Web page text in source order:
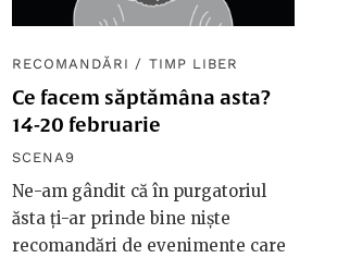
RECOMANDĂRI / TIMP LIBER
Ce facem săptămâna asta?
14-20 februarie
SCENA9
Ne-am gândit că în purgatoriul
ăsta ți-ar prinde bine niște
recomandări de evenimente care